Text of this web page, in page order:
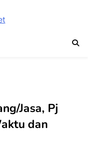
Jasa, Pj
dan